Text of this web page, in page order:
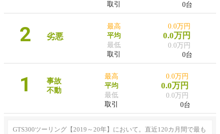
取引
0台
2 劣悪
最高
平均
最低
取引
0.0万円
0.0万円
0.0万円
0台
1
事故
不動
最高
平均
最低
取引
0.0万円
0.0万円
0.0万円
0台
GTS300ツーリング【2019～20年】において。直近120カ月間で最も